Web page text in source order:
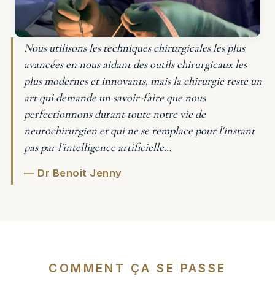
Nous utilisons les techniques chirurgicales les plus
avancées en nous aidant des outils chirurgicaux les
plus modernes et innovants, mais la chirurgie reste un
art qui demande un savoir-faire que nous
perfectionnons durant toute notre vie de
neurochirurgien et qui ne se remplace pour l'instant
pas par l'intelligence artificielle…
— Dr Benoit Jenny
COMMENT ÇA SE PASSE